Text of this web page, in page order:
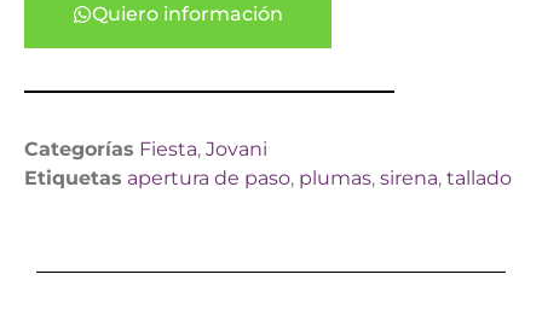
Quiero información
Categorías Fiesta, Jovani
Etiquetas apertura de paso, plumas, sirena, tallado